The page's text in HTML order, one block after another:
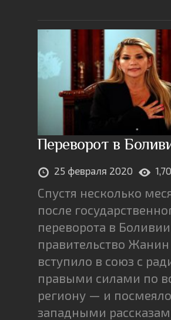
Переворот в
25 февраля 2020
Спустя несколько
после
переворота в Боливии
правительство Жанин
вступило в союз с
правыми силами по
региону — и
западными